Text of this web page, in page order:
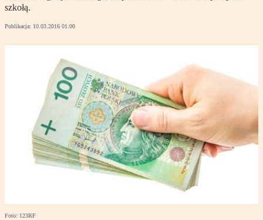
szkołą.
Publikacja: 10.03.2016 01:00
Foto: 123RF